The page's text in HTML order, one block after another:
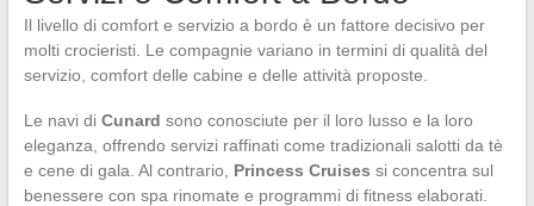
Il livello di comfort e servizio a bordo è un fattore decisivo per
molti crocieristi. Le compagnie variano in termini di qualità del
servizio, comfort delle cabine e delle attività proposte.
Le navi di Cunard sono conosciute per il loro lusso e la loro
eleganza, offrendo servizi raffinati come tradizionali salotti da tè
e cene di gala. Al contrario, Princess Cruises si concentra sul
benessere con spa rinomate e programmi di fitness elaborati.